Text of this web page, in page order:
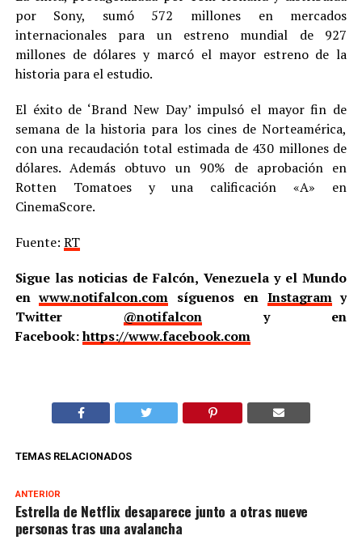
por Sony, sumó 572 millones en mercados
internacionales para un estreno mundial de 927
millones de dólares y marcó el mayor estreno de la
historia para el estudio.
El éxito de ‘Brand New Day’ impulsó el mayor fin de
semana de la historia para los cines de Norteamérica,
con una recaudación total estimada de 430 millones de
dólares. Además obtuvo un 90% de aprobación en
Rotten Tomatoes y una calificación «A» en
CinemaScore.
Fuente: RT
Sigue las noticias de Falcón, Venezuela y el Mundo
enwww.notifalcon.com síguenos en Instagramy
Twitter @notifalcony en
Facebook:https://www.facebook.com
TEMAS RELACIONADOS
ANTERIOR
Estrella de Netflix desaparece junto a otras nueve
personas tras una avalancha